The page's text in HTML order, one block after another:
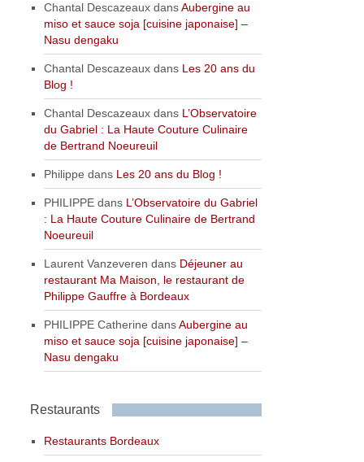
Chantal Descazeaux dansAubergine au
miso et sauce soja [cuisine japonaise] –
Nasu dengaku
Chantal Descazeaux dans Les 20 ans du
Blog !
Chantal Descazeaux dans L’Observatoire
du Gabriel : La Haute Couture Culinaire
de Bertrand Noeureuil
Philippe dans Les 20 ans du Blog !
PHILIPPE dans L’Observatoire du Gabriel
: La Haute Couture Culinaire de Bertrand
Noeureuil
Laurent Vanzeveren dans Déjeuner au
restaurant Ma Maison, le restaurant de
Philippe Gauffre à Bordeaux
PHILIPPE Catherine dansAubergine au
miso et sauce soja [cuisine japonaise] –
Nasu dengaku
Restaurants
Restaurants Bordeaux